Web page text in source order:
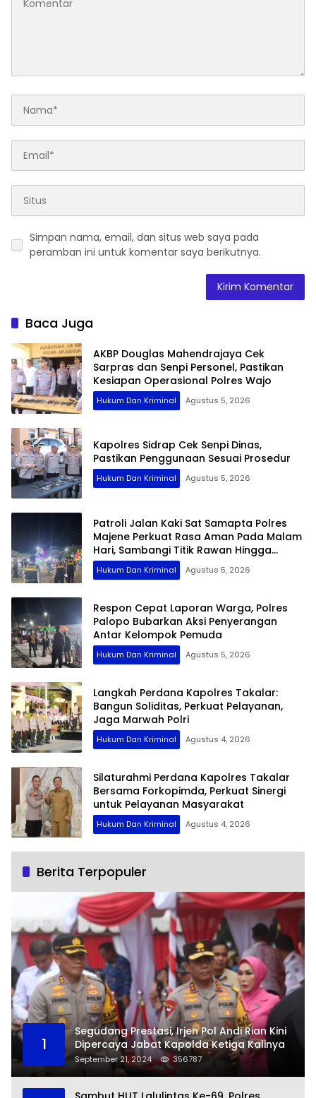
Simpan nama, email, dan situs web saya pada
peramban ini untuk komentar saya berikutnya.
Baca Juga
AKBP Douglas Mahendrajaya Cek
Sarpras dan Senpi Personel, Pastikan
Kesiapan Operasional Polres Wajo
Hukum Dan Kriminal Agustus 5, 2026
Kapolres Sidrap Cek Senpi Dinas,
Pastikan Penggunaan Sesuai Prosedur
Hukum Dan Kriminal Agustus 5, 2026
Patroli Jalan Kaki Sat Samapta Polres
Majene Perkuat Rasa Aman Pada Malam
Hari, Sambangi Titik Rawan Hingga
Permukiman Nelayan
Hukum Dan Kriminal Agustus 5, 2026
Respon Cepat Laporan Warga, Polres
Palopo Bubarkan Aksi Penyerangan
Antar Kelompok Pemuda
Hukum Dan Kriminal Agustus 5, 2026
Langkah Perdana Kapolres Takalar:
Bangun Soliditas, Perkuat Pelayanan,
Jaga Marwah Polri
Hukum Dan Kriminal Agustus 4, 2026
Silaturahmi Perdana Kapolres Takalar
Bersama Forkopimda, Perkuat Sinergi
untuk Pelayanan Masyarakat
Hukum Dan Kriminal Agustus 4, 2026
Berita Terpopuler
1
Segudang Prestasi, Irjen Pol Andi Rian Kini
Dipercaya Jabat Kapolda Ketiga Kalinya
September 21, 2024 356787